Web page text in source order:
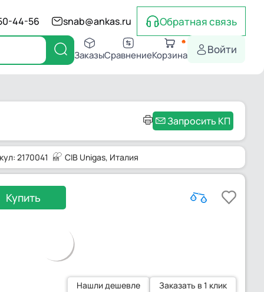
44-56 snab@ankas.ru Обратная связь
ЗаказыСравнениеКорзина Войти
Запросить КП
2170041 CIB Unigas, Италия
Купить
Нашли дешевле Заказать в 1 клик